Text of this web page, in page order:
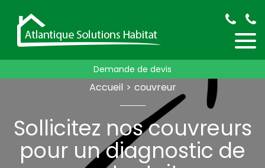
Demande de devis
Accueil couvreur
Sollicitez nos couvreurs
pour un diagnostic de